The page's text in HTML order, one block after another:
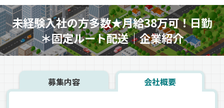
未経験入社の方多数★月給38万可！日勤
＊固定ルート配送｜企業紹介
募集内容 会社概要